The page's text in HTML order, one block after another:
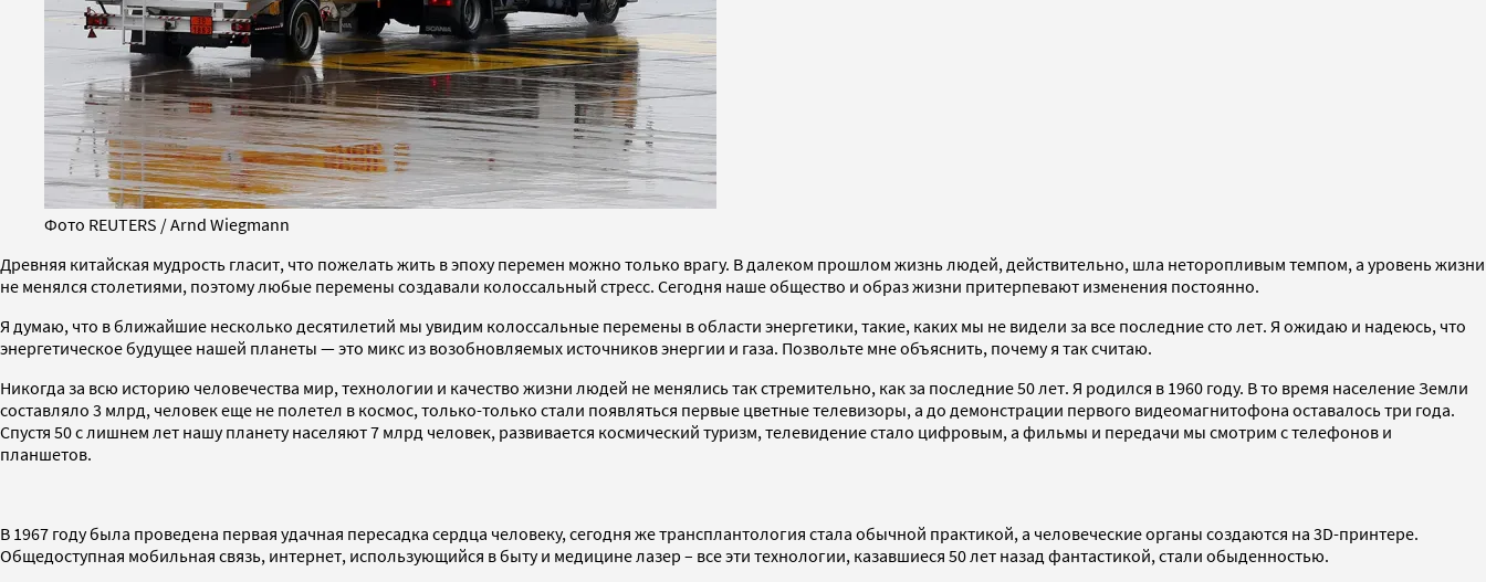
Фото REUTERS / Arnd Wiegmann
Древняя китайская мудрость гласит, что пожелать жить в эпоху перемен можно только врагу. В далеком прошлом жизнь людей, действительно, шла неторопливым темпом, а уровень жизни
не менялся столетиями, поэтому любые перемены создавали колоссальный стресс. Сегодня наше общество и образ жизни притерпевают изменения постоянно.
Я думаю, что в ближайшие несколько десятилетий мы увидим колоссальные перемены в области энергетики, такие, каких мы не видели за все последние сто лет. Я ожидаю и надеюсь, что
энергетическое будущее нашей планеты — это микс из возобновляемых источников энергии и газа. Позвольте мне объяснить, почему я так считаю.
Никогда за всю историю человечества мир, технологии и качество жизни людей не менялись так стремительно, как за последние 50 лет. Я родился в 1960 году. В то время население Земли
составляло 3 млрд, человек еще не полетел в космос, только-только стали появляться первые цветные телевизоры, а до демонстрации первого видеомагнитофона оставалось три года.
Спустя 50 с лишнем лет нашу планету населяют 7 млрд человек, развивается космический туризм, телевидение стало цифровым, а фильмы и передачи мы смотрим с телефонов и
планшетов.
В 1967 году была проведена первая удачная пересадка сердца человеку, сегодня же трансплантология стала обычной практикой, а человеческие органы создаются на 3D-принтере.
Общедоступная мобильная связь, интернет, использующийся в быту и медицине лазер – все эти технологии, казавшиеся 50 лет назад фантастикой, стали обыденностью.